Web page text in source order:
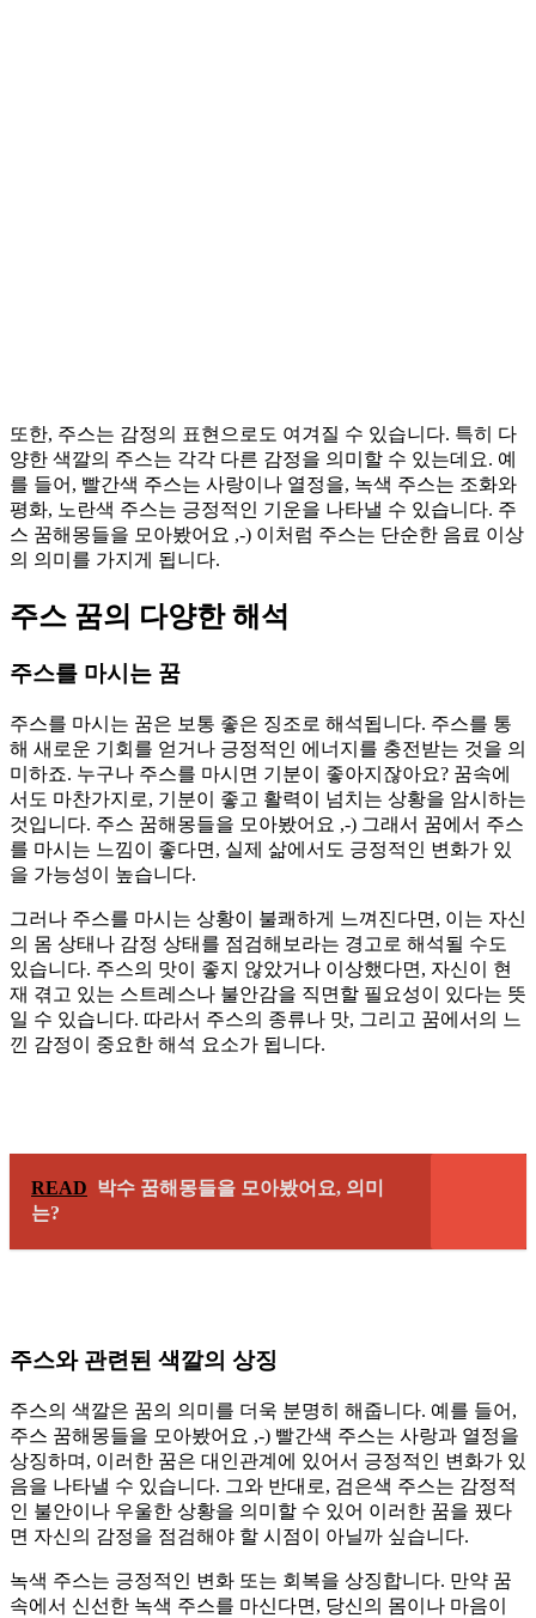
또한, 주스는 감정의 표현으로도 여겨질 수 있습니다. 특히 다
양한 색깔의 주스는 각각 다른 감정을 의미할 수 있는데요. 예
를 들어, 빨간색 주스는 사랑이나 열정을, 녹색 주스는 조화와
평화, 노란색 주스는 긍정적인 기운을 나타낼 수 있습니다. 주
스 꿈해몽들을 모아봤어요 ,-) 이처럼 주스는 단순한 음료 이상
의 의미를 가지게 됩니다.
주스 꿈의 다양한 해석
주스를 마시는 꿈
주스를 마시는 꿈은 보통 좋은 징조로 해석됩니다. 주스를 통
해 새로운 기회를 얻거나 긍정적인 에너지를 충전받는 것을 의
미하죠. 누구나 주스를 마시면 기분이 좋아지잖아요? 꿈속에
서도 마찬가지로, 기분이 좋고 활력이 넘치는 상황을 암시하는
것입니다. 주스 꿈해몽들을 모아봤어요 ,-) 그래서 꿈에서 주스
를 마시는 느낌이 좋다면, 실제 삶에서도 긍정적인 변화가 있
을 가능성이 높습니다.
그러나 주스를 마시는 상황이 불쾌하게 느껴진다면, 이는 자신
의 몸 상태나 감정 상태를 점검해보라는 경고로 해석될 수도
있습니다. 주스의 맛이 좋지 않았거나 이상했다면, 자신이 현
재 겪고 있는 스트레스나 불안감을 직면할 필요성이 있다는 뜻
일 수 있습니다. 따라서 주스의 종류나 맛, 그리고 꿈에서의 느
낀 감정이 중요한 해석 요소가 됩니다.
READ 박수 꿈해몽들을 모아봤어요, 의미
는?
주스와 관련된 색깔의 상징
주스의 색깔은 꿈의 의미를 더욱 분명히 해줍니다. 예를 들어,
주스 꿈해몽들을 모아봤어요 ,-) 빨간색 주스는 사랑과 열정을
상징하며, 이러한 꿈은 대인관계에 있어서 긍정적인 변화가 있
음을 나타낼 수 있습니다. 그와 반대로, 검은색 주스는 감정적
인 불안이나 우울한 상황을 의미할 수 있어 이러한 꿈을 꿨다
면 자신의 감정을 점검해야 할 시점이 아닐까 싶습니다.
녹색 주스는 긍정적인 변화 또는 회복을 상징합니다. 만약 꿈
속에서 신선한 녹색 주스를 마신다면, 당신의 몸이나 마음이